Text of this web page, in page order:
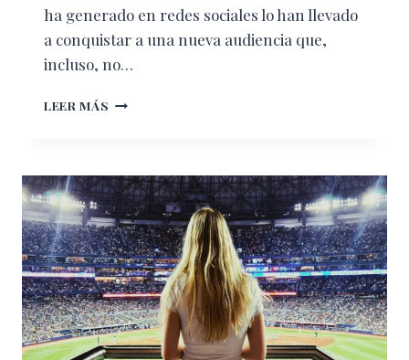
ha generado en redes sociales lo han llevado
a conquistar a una nueva audiencia que,
incluso, no…
LEER MÁS
SABÍAS
DE
ERLING
HAALAND,
EL
FUTBOLISTA
DE
NORUEGA
QUE
HA